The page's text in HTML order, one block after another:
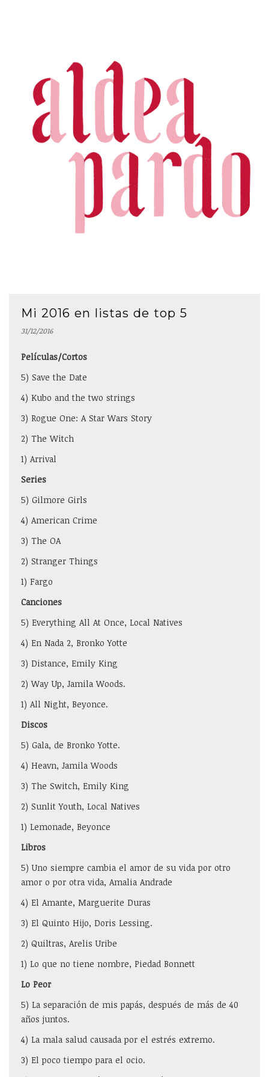
Mi 2016 en listas de top 5
31/12/2016
Películas/Cortos
5) Save the Date
4) Kubo and the two strings
3) Rogue One: A Star Wars Story
2) The Witch
1) Arrival
Series
5) Gilmore Girls
4) American Crime
3) The OA
2) Stranger Things
1) Fargo
Canciones
5) Everything All At Once, Local Natives
4) En Nada 2, Bronko Yotte
3) Distance, Emily King
2) Way Up, Jamila Woods.
1) All Night, Beyonce.
Discos
5) Gala, de Bronko Yotte.
4) Heavn, Jamila Woods
3) The Switch, Emily King
2) Sunlit Youth, Local Natives
1) Lemonade, Beyonce
Libros
5) Uno siempre cambia el amor de su vida por otro
amor o por otra vida, Amalia Andrade
4) El Amante, Marguerite Duras
3) El Quinto Hijo, Doris Lessing.
2) Quiltras, Arelis Uribe
1) Lo que no tiene nombre, Piedad Bonnett
Lo Peor
5) La separación de mis papás, después de más de 40
años juntos.
4) La mala salud causada por el estrés extremo.
3) El poco tiempo para el ocio.